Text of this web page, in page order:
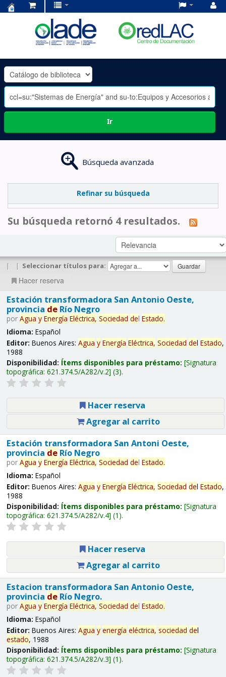
OLADE
-
Ir
Búsqueda avanzada
Refinar su búsqueda
Su búsqueda retornó 4 resultados.
| | Seleccionar títulos para:
Hacer reserva
Estación transformadora San Antonio Oeste,
provincia deRío Negro
por Agua y Energía Eléctrica, Sociedad del Estado.
Idioma: Español
Editor: Buenos Aires: Agua y Energía Eléctrica, Sociedad del Estado,
1988
Disponibilidad: Ítems disponibles para préstamo: Signatura
topográfica: 621.374.5/A282/v.2 (3).
Hacer reserva
Agregar al carrito
Estación transformadora San Antoni Oeste,
provincia deRío Negro
por Agua y Energía Eléctrica, Sociedad del Estado.
Idioma: Español
Editor: Buenos Aires: Agua y Energía Eléctrica, Sociedad del Estado,
1988
Disponibilidad: Ítems disponibles para préstamo: Signatura
topográfica: 621.374.5/A282/v.4 (1).
Hacer reserva
Agregar al carrito
Estacion transformadora San Antonio Oeste,
provincia deRío Negro.
por Agua y Energía Eléctrica, Sociedad del Estado.
Idioma: Español
Editor: Buenos Aires: Agua y energía eléctrica, sociedad del
estado, 1988
Disponibilidad: Ítems disponibles para préstamo: Signatura
topográfica: 621.374.5/A282/v.3 (1).